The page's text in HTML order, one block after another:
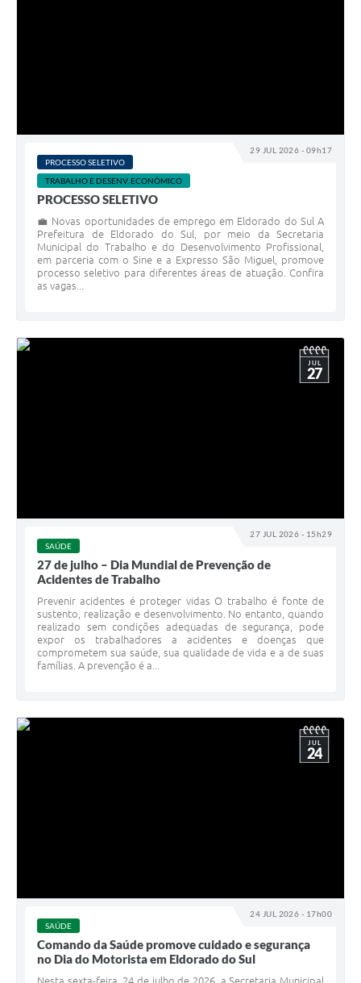
29 JUL 2026 - 09h17
PROCESSO SELETIVO
TRABALHO E DESENV. ECONÔMICO
PROCESSO SELETIVO
💼 Novas oportunidades de emprego em Eldorado do Sul A
Prefeitura de Eldorado do Sul, por meio da Secretaria
Municipal do Trabalho e do Desenvolvimento Profissional,
em parceria com o Sine e a Expresso São Miguel, promove
processo seletivo para diferentes áreas de atuação. Confira
as vagas...
27 JUL 2026 - 15h29
JUL
27
SAÚDE
27 de julho – Dia Mundial de Prevenção de
Acidentes de Trabalho
Prevenir acidentes é proteger vidas O trabalho é fonte de
sustento, realização e desenvolvimento. No entanto, quando
realizado sem condições adequadas de segurança, pode
expor os trabalhadores a acidentes e doenças que
comprometem sua saúde, sua qualidade de vida e a de suas
famílias. A prevenção é a...
24 JUL 2026 - 17h00
JUL
24
SAÚDE
Comando da Saúde promove cuidado e segurança
no Dia do Motorista em Eldorado do Sul
Nesta sexta-feira, 24 de julho de 2026, a Secretaria Municipal